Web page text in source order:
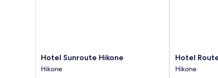
Hotel
Sunroute
Hikone
Hotel Sunroute Hikone
Hikone
Hotel
Route
Inn
Hotel
Hikone